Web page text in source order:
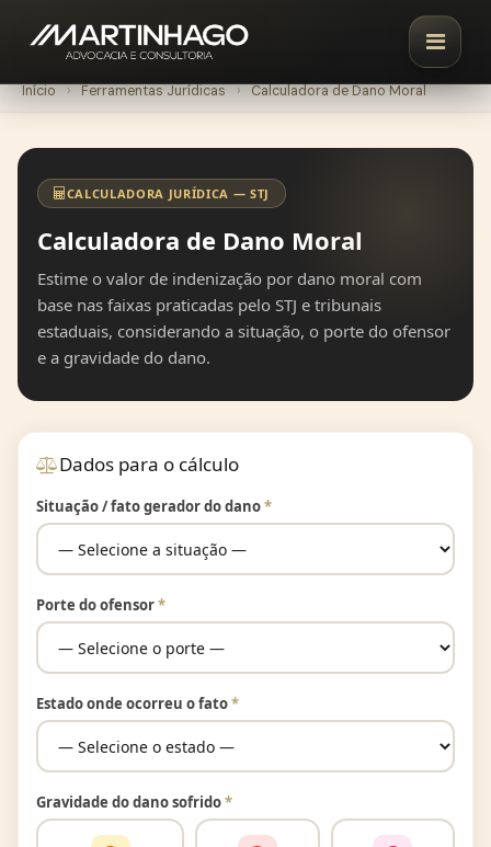
Início › Ferramentas Jurídicas › Calculadora de Dano Moral
CALCULADORA JURÍDICA — STJ
Calculadora de Dano Moral
Estime o valor de indenização por dano moral com
base nas faixas praticadas pelo STJ e tribunais
estaduais, considerando a situação, o porte do ofensor
e a gravidade do dano.
Dados para o cálculo
Situação / fato gerador do dano*
Porte do ofensor*
Estado onde ocorreu o fato*
Gravidade do dano sofrido*